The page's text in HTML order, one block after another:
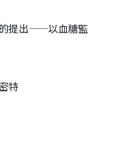
的提出——以血糖監
特